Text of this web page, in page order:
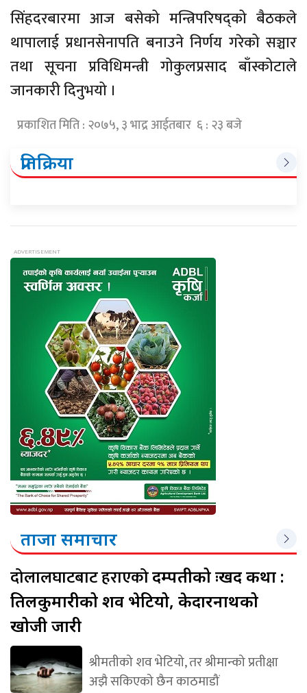
सिंहदरबारमा आज बसेको मन्त्रिपरिषद्को बैठकले
थापालाई प्रधानसेनापति बनाउने निर्णय गरेको सञ्चार
तथा सूचना प्रविधिमन्त्री गोकुलप्रसाद बाँस्कोटाले
जानकारी दिनुभयो ।
प्रकाशित मिति : २०७५, ३ भाद्र आईतबार ६ : २३ बजे
प्रतिक्रिया
ताजा समाचार
दोलालघाटबाट हराएकोदम्पतीको दुःखद कथा :
तिलकुमारीको शव भेटियो, केदारनाथको
खोजी जारी
श्रीमतीको शव भेटियो, तर श्रीमान्को प्रतीक्षा
अझै सकिएको छैन काठमाडौं